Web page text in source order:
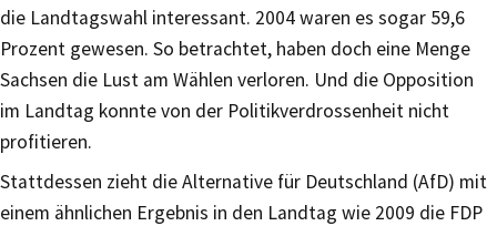
die Landtagswahl interessant. 2004 waren es sogar 59,6
Prozent gewesen. So betrachtet, haben doch eine Menge
Sachsen die Lust am Wählen verloren. Und die Opposition
im Landtag konnte von der Politikverdrossenheit nicht
profitieren.
Stattdessen zieht die Alternative für Deutschland (AfD) mit
einem ähnlichen Ergebnis in den Landtag wie 2009 die FDP